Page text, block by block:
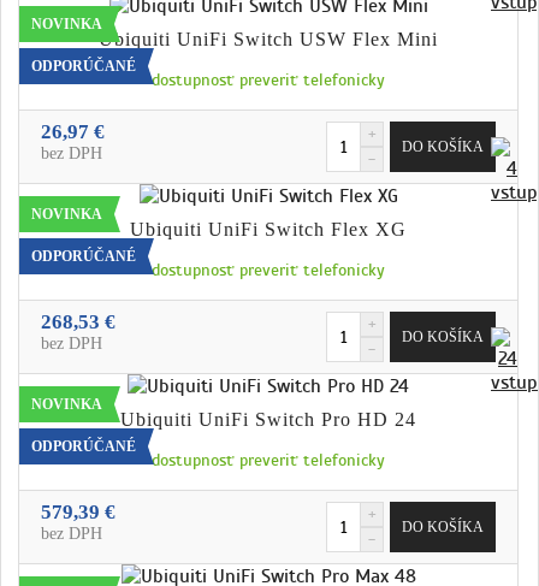
NOVINKA
ODPORÚČANÉ
Ubiquiti UniFi Switch USW Flex Mini
dostupnosť preveriť telefonicky
26,97 €
bez DPH
NOVINKA
ODPORÚČANÉ
Ubiquiti UniFi Switch Flex XG
dostupnosť preveriť telefonicky
268,53 €
bez DPH
NOVINKA
ODPORÚČANÉ
Ubiquiti UniFi Switch Pro HD 24
dostupnosť preveriť telefonicky
579,39 €
bez DPH